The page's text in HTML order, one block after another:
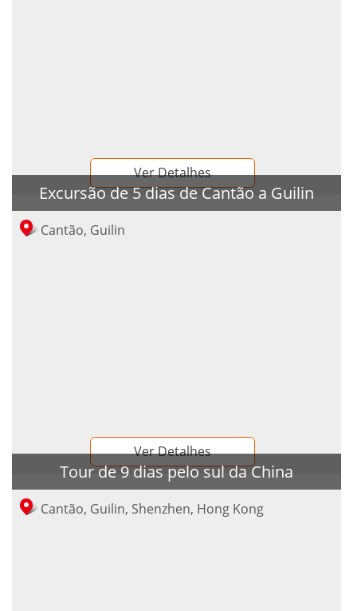
Ver Detalhes
Excursão de 5 dias de Cantão a Guilin
Cantão, Guilin
Ver Detalhes
Tour de 9 dias pelo sul da China
Cantão, Guilin, Shenzhen, Hong Kong